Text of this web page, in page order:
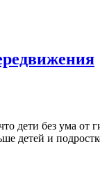
дети без ума от
детей и